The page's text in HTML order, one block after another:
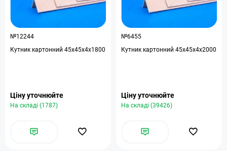
№12244
Кутник картонний 45х45х4х1800
Ціну уточнюйте
На складі (1787)
№6455
Кутник картонний 45х45х4х2000
Ціну уточнюйте
На складі (39426)